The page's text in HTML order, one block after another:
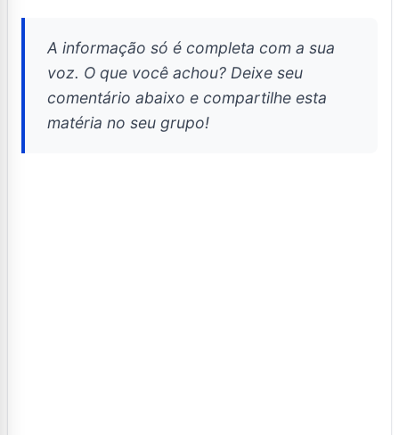
A informação só é completa com a sua
voz. O que você achou? Deixe seu
comentário abaixo e compartilhe esta
matéria no seu grupo!